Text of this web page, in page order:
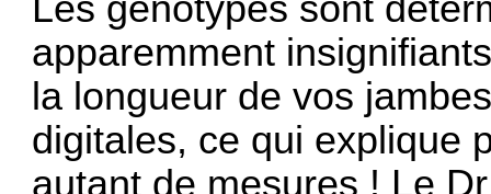
apparemment
la longueur de vos
digitales, ce qui explique
autant de mesures ! Le